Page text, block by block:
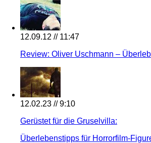
12.09.12 // 11:47
Review: Oliver Uschmann –
12.02.23 // 9:10
Gerüstet für die Gruselvilla:
Überlebenstipps für Horrorfilm-